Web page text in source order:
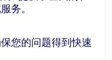
务。
您的问题得到快速